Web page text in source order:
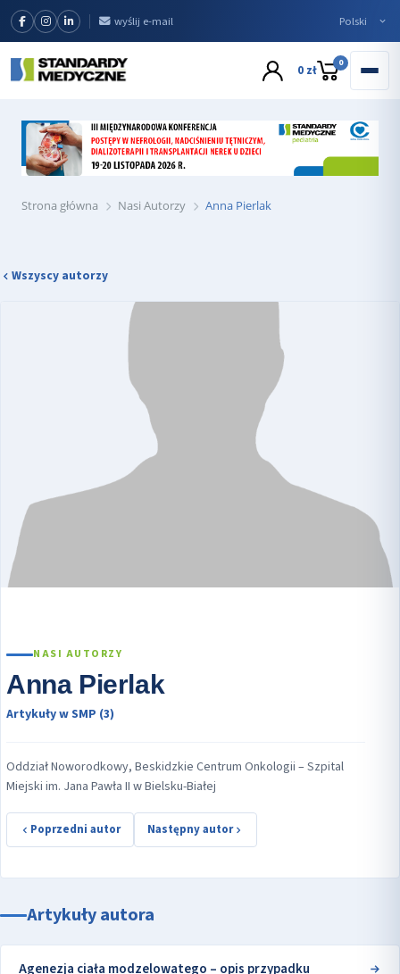
wyślij e-mail
0 zł 0
Strona główna Nasi Autorzy Anna Pierlak
Wszyscy autorzy
NASI AUTORZY
Anna Pierlak
Artykuły w SMP (3)
Oddział Noworodkowy, Beskidzkie Centrum Onkologii – Szpital
Miejski im. Jana Pawła II w Bielsku-Białej
Poprzedni autor Następny autor
Artykuły autora
Agenezja ciała modzelowatego – opis przypadku